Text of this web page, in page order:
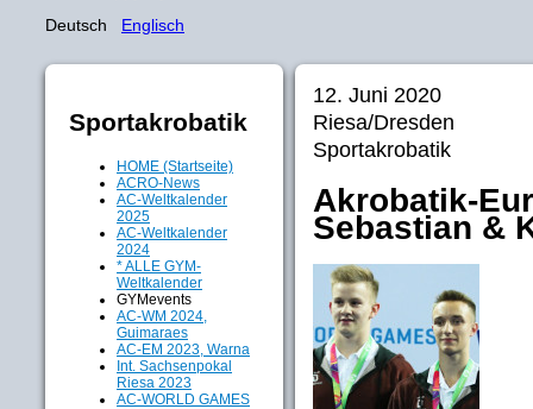
Deutsch Englisch
Sportakrobatik
HOME (Startseite)
ACRO-News
AC-Weltkalender
2025
AC-Weltkalender
2024
* ALLE GYM-
Weltkalender
GYMevents
AC-WM 2024,
Guimaraes
AC-EM 2023, Warna
Int. Sachsenpokal
Riesa 2023
AC-WORLD GAMES
12. Juni 2020
Riesa/Dresden
Sportakrobatik
Akrobatik-
Sebastian &